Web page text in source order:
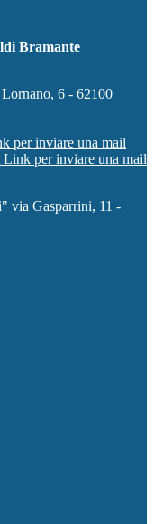
Bramante
6 - 62100
per inviare una mail
Link per inviare una mail
via Gasparrini, 11 -